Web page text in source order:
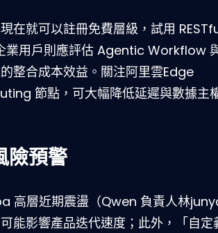
在就可以註冊免費層級，試用
業用戶則應評估 Agentic Workflow
整合成本效益。關注阿里雲Edge
節點，可大幅降低延遲與數據主
險預警
高層近期震盪（Qwen 負責人林
能影響產品迭代速度；此外，「自定